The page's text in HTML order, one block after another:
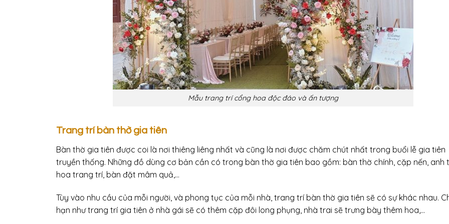
Mẫu trang trí cổng hoa độc đáo và ấn tượng
Trang trí bàn thờ gia tiên
Bàn thờ gia tiên được coi là nơi thiêng liêng nhất và cũng là nơi được chăm chút nhất trong buổi lễ gia tiên
truyền thống. Những đồ dùng cơ bản cần có trong bàn thờ gia tiên bao gồm: bàn thờ chính, cặp nến, anh
hoa trang trí, bàn đặt mâm quả,…
Tùy vào nhu cầu của mỗi người, và phong tục của mỗi nhà, trang trí bàn thờ gia tiên sẽ có sự khác nhau.
hạn như trang trí gia tiên ở nhà gái sẽ có thêm cặp đôi long phụng, nhà trai sẽ trưng bày thêm hoa,…